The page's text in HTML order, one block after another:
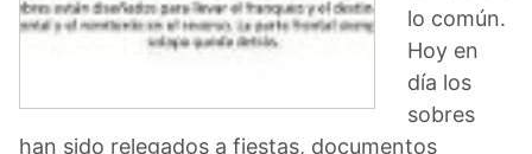
lo común.
Hoy en
día los
sobres
han sido relegados a fiestas, documentos